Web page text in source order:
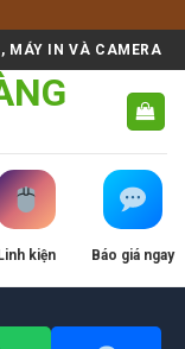
MÁY IN VÀ CAMERA
Linh kiện Báo giá ngay